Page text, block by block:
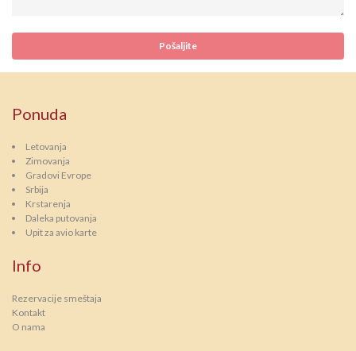
Ponuda
Letovanja
Zimovanja
Gradovi Evrope
Srbija
Krstarenja
Daleka putovanja
Upit za avio karte
Info
Rezervacije smeštaja
Kontakt
O nama